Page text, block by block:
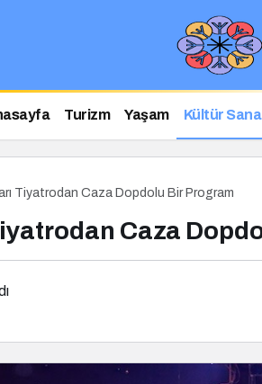
Turizm Yaşam Kültür
Tiyatrodan Caza Dopdolu Bir Program
Caza